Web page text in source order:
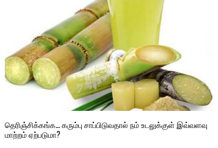
தெரிஞ்சிக்கங்க… கரும்பு சாப்பிடுவதால் நம் உடலுக்குள் இவ்வளவு
மாற்றம் ஏற்படுமா?